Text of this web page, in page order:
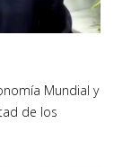
Mundial y
de los